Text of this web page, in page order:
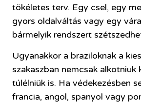
tökéletes terv. Egy csel, egy
gyors oldalváltás vagy egy
bármelyik rendszert
Ugyanakkor a braziloknak a
szakaszban nemcsak alkotniuk
túlélniük is. Ha védekezésben
francia, angol, spanyol vagy